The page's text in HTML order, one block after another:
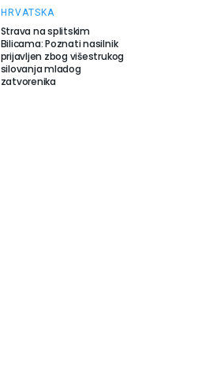
HRVATSKA
Strava na splitskim
Bilicama: Poznati nasilnik
prijavljen zbog višestrukog
silovanja mladog
zatvorenika